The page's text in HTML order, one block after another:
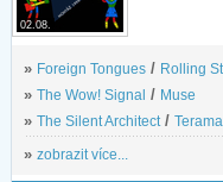
02.08.
» Foreign Tongues / Rolling
» The Wow! Signal / Muse
» The Silent Architect /
» zobrazit více...